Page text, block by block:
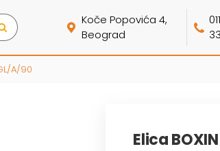
Koče Popovića 4,
Beograd
A/90
Elica